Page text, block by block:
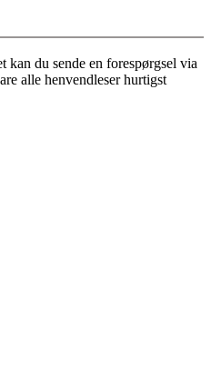
du sende en forespørgsel via
alle henvendleser hurtigst